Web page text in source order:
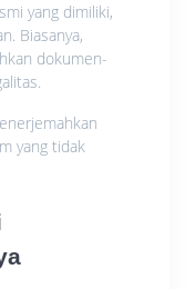
yang dimiliki,
Biasanya,
dokumen-
yang tidak